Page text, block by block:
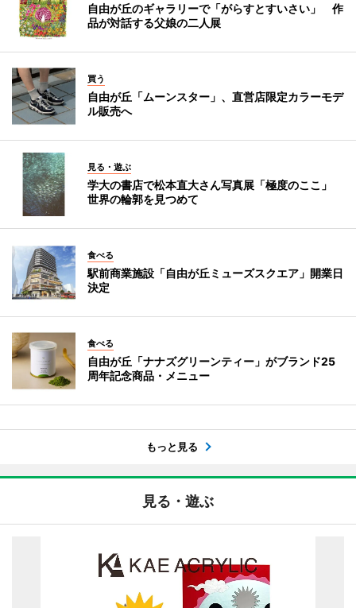
自由が丘のギャラリーで「がらすとすいさい」 作
品が対話する父娘の二人展
買う
自由が丘「ムーンスター」、直営店限定カラーモデ
ル販売へ
見る・遊ぶ
学大の書店で松本直大さん写真展「極度のここ」
世界の輪郭を見つめて
食べる
駅前商業施設「自由が丘ミューズスクエア」開業日
決定
食べる
自由が丘「ナナズグリーンティー」がブランド25
周年記念商品・メニュー
もっと見る
見る・遊ぶ